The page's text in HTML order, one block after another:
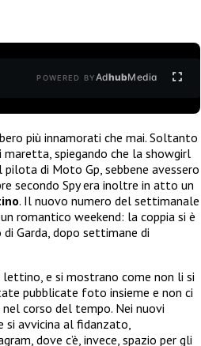
POWERED BYAdhubMedia
più innamorati che mai. Soltanto
maretta, spiegando che la showgirl
di Moto Gp, sebbene avessero
secondo Spy era inoltre in atto un
. Il nuovo numero del settimanale
romantico weekend: la coppia si è
Garda, dopo settimane di
lettino, e si mostrano come non li si
pubblicate foto insieme e non ci
corso del tempo. Nei nuovi
si avvicina al fidanzato,
dove c’è, invece, spazio per gli